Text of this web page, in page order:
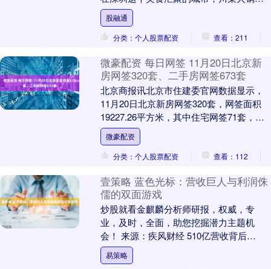
其热辣鲜香的独特魅力，深受广大食客的
喜爱。一家....
股融通
分类：个人股票配资
查看：211
微豪配资 每日网签 11月20日北京新
房网签320套、二手房网签673套
北京商报讯北京市住建委官网数据显示，
11月20日北京新房网签320套，网签面积
19227.26平方米，其中住宅网签71套，网
签面积10047.33平方米；二手房....
微豪配资
分类：个人股票配资
查看：112
壹策略 蓝色光标：营收巨人与利润侏
儒的双面游戏
炒股就看金麒麟分析师研报，权威，专
业，及时，全面，助您挖掘潜力主题机
会！ 来源：疾风财经 510亿营收背后
是-177的市盈率，AI新故事与老问题在这
家营销巨头身....
易策略